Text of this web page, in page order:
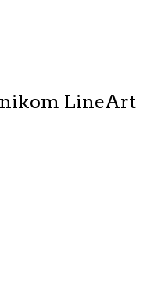
LineArt